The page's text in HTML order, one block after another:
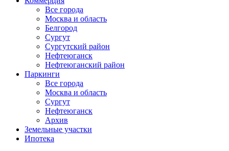
Все города
Москва и область
Белгород
Сургут
Сургутский район
Нефтеюганск
Нефтеюганский район
Паркинги
Все города
Москва и область
Сургут
Нефтеюганск
Архив
Земельные участки
Ипотека